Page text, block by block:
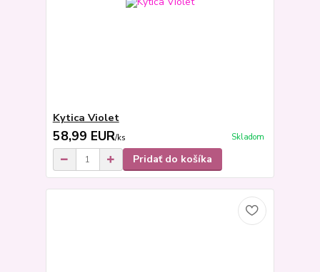
Kytica Violet
58,99 EUR/ks Skladom
Pridať do košíka